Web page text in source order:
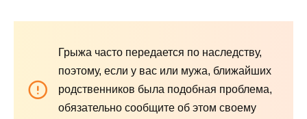
Грыжа часто передается по наследству,
поэтому, если у вас или мужа, ближайших
родственников была подобная проблема,
обязательно сообщите об этом своему